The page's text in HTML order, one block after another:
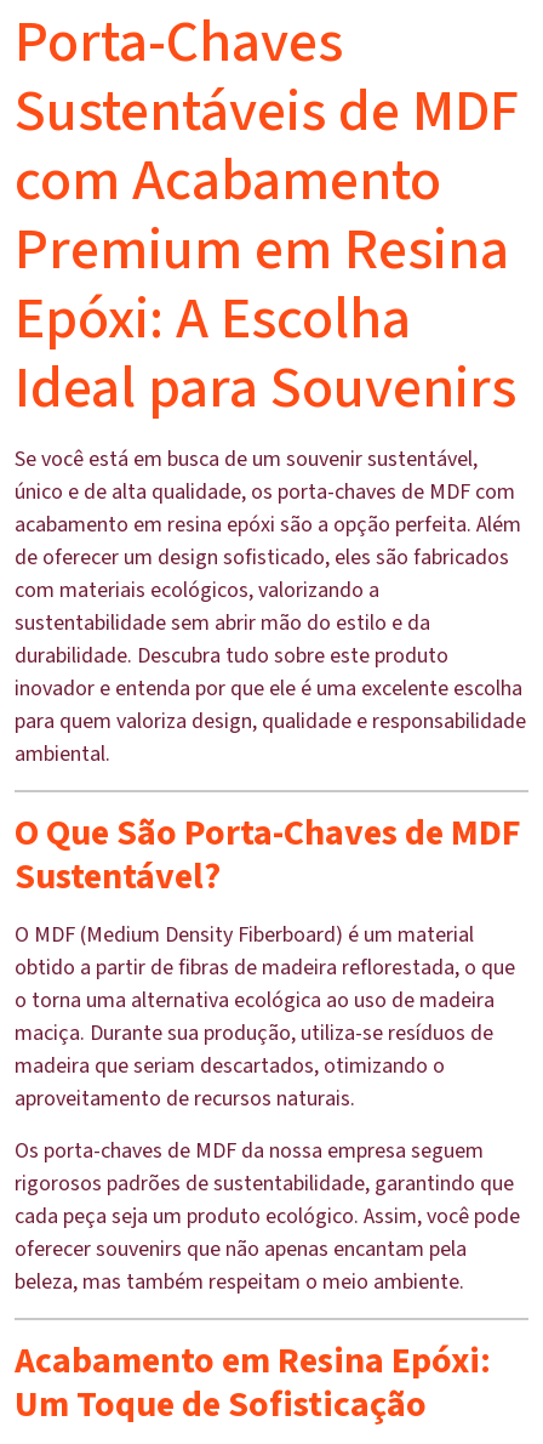
Porta-Chaves
Sustentáveis de MDF
com Acabamento
Premium em Resina
Epóxi: A Escolha
Ideal para Souvenirs
Se você está em busca de um souvenir sustentável,
único e de alta qualidade, os porta-chaves de MDF com
acabamento em resina epóxi são a opção perfeita. Além
de oferecer um design sofisticado, eles são fabricados
com materiais ecológicos, valorizando a
sustentabilidade sem abrir mão do estilo e da
durabilidade. Descubra tudo sobre este produto
inovador e entenda por que ele é uma excelente escolha
para quem valoriza design, qualidade e responsabilidade
ambiental.
O Que São Porta-Chaves de MDF
Sustentável?
O MDF (Medium Density Fiberboard) é um material
obtido a partir de fibras de madeira reflorestada, o que
o torna uma alternativa ecológica ao uso de madeira
maciça. Durante sua produção, utiliza-se resíduos de
madeira que seriam descartados, otimizando o
aproveitamento de recursos naturais.
Os porta-chaves de MDF da nossa empresa seguem
rigorosos padrões de sustentabilidade, garantindo que
cada peça seja um produto ecológico. Assim, você pode
oferecer souvenirs que não apenas encantam pela
beleza, mas também respeitam o meio ambiente.
Acabamento em Resina Epóxi:
Um Toque de Sofisticação